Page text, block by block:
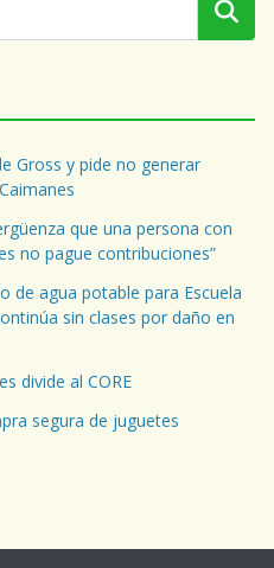
Buscar
Gross y pide no generar
que una persona con
no pague contribuciones”
de agua potable para Escuela
sin clases por daño en
divide al CORE
segura de juguetes